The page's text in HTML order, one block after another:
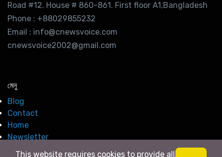
Road #12. House # 860-861. First floor A1,Bangladesh
Phone : +88029855232
Email : info@cnewsvoice.com
cnewsvoice2002@gmail.com
মেনু
Blog
Contact
Home
Newsletter
This website requires cookies to provide all